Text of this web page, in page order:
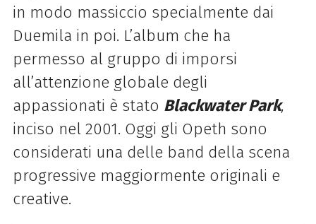
in modo massiccio specialmente dai
Duemila in poi. L’album che ha
permesso al gruppo di imporsi
all’attenzione globale degli
appassionati è stato Blackwater Park,
inciso nel 2001. Oggi gli Opeth sono
considerati una delle band della scena
progressive maggiormente originali e
creative.